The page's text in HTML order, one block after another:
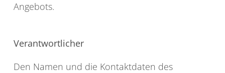
Angebots.
Verantwortlicher
Den Namen und die Kontaktdaten des